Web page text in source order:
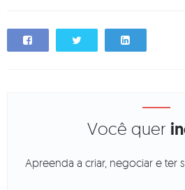
Você quer
Apreenda a criar, negociar e ter